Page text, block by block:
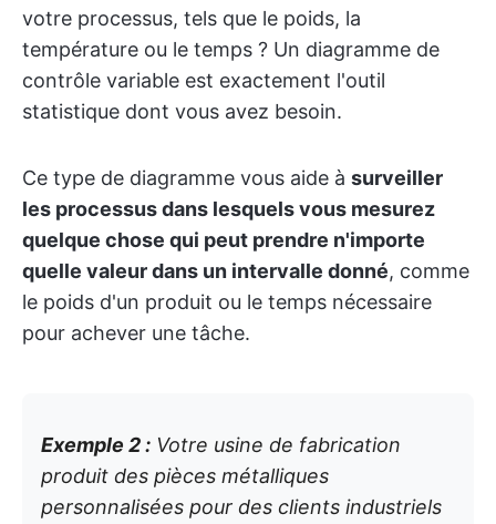
votre processus, tels que le poids, la
température ou le temps ? Un diagramme de
contrôle variable est exactement l'outil
statistique dont vous avez besoin.
Ce type de diagramme vous aide à surveiller
les processus dans lesquels vous mesurez
quelque chose qui peut prendre n'importe
quelle valeur dans un intervalle donné, comme
le poids d'un produit ou le temps nécessaire
pour achever une tâche.
Exemple 2 : Votre usine de fabrication
produit des pièces métalliques
personnalisées pour des clients industriels